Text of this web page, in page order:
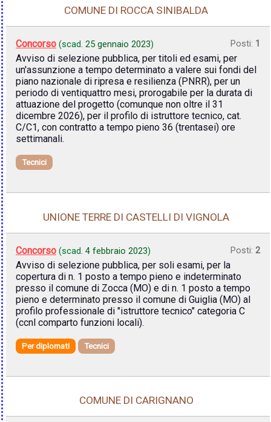
COMUNE DI ROCCA SINIBALDA
Concorso (scad. 25 gennaio 2023) Posti: 1
Avviso di selezione pubblica, per titoli ed esami, per
un'assunzione a tempo determinato a valere sui fondi del
piano nazionale di ripresa e resilienza (PNRR), per un
periodo di ventiquattro mesi, prorogabile per la durata di
attuazione del progetto (comunque non oltre il 31
dicembre 2026), per il profilo di istruttore tecnico, cat.
C/C1, con contratto a tempo pieno 36 (trentasei) ore
settimanali.
Tecnici
UNIONE TERRE DI CASTELLI DI VIGNOLA
Concorso (scad. 4 febbraio 2023) Posti: 2
Avviso di selezione pubblica, per soli esami, per la
copertura di n. 1 posto a tempo pieno e indeterminato
presso il comune di Zocca (MO) e di n. 1 posto a tempo
pieno e determinato presso il comune di Guiglia (MO) al
profilo professionale di "istruttore tecnico" categoria C
(ccnl comparto funzioni locali).
Per diplomati Tecnici
COMUNE DI CARIGNANO